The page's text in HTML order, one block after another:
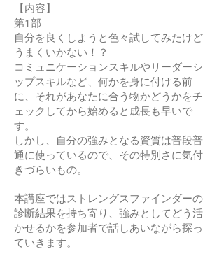
【内容】
第1部
自分を良くしようと色々試してみたけど
うまくいかない！？
コミュニケーションスキルやリーダーシ
ップスキルなど、何かを身に付ける前
に、それがあなたに合う物かどうかをチ
ェックしてから始めると成長も早いで
す。
しかし、自分の強みとなる資質は普段普
通に使っているので、その特別さに気付
きづらいもの。
本講座ではストレングスファインダーの
診断結果を持ち寄り、強みとしてどう活
かせるかを参加者で話しあいながら探っ
ていきます。